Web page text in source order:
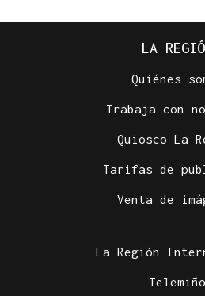
LA
Quiénes
Trabaja con
Quiosco La
Tarifas de
Venta de
La Región
Telemiño